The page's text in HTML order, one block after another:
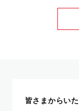
皆さまからい